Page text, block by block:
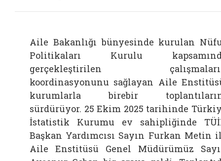
Aile Bakanlığı bünyesinde kurulan
Politikaları Kurulu
gerçekleştirilen
koordinasyonunu sağlayan Aile
kurumlarla birebir
sürdürüyor. 25 Ekim 2025 tarihinde
İstatistik Kurumu ev sahipliğinde
Başkan Yardımcısı Sayın Furkan Metin
Aile Enstitüsü Genel Müdürümüz